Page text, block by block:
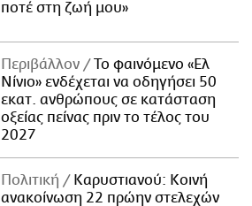
ποτέ στη ζωή μου»
Περιβάλλον
Το φαινόμενο «Ελ
Νίνιο» ενδέχεται να οδηγήσει 50
εκατ. ανθρώπους σε κατάσταση
οξείας πείνας πριν το τέλος του
2027
Πολιτική
Καρυστιανού: Κοινή
ανακοίνωση 22 πρώην στελεχών